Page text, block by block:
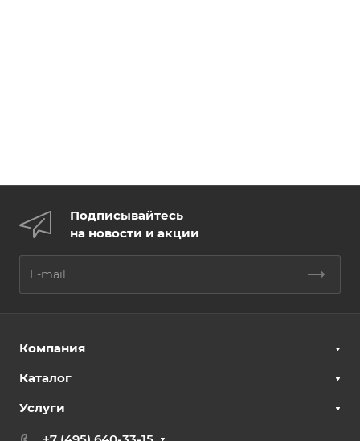
Подписывайтесь
на новости и акции
Компания
Каталог
Услуги